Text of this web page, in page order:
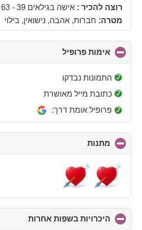
collapseרוצה להכיר :אישה בגילאים 39 - 63 שנים
מטרה: חברות, אהבה, נישואין, בילוי
אימות פרופיל
to
התמונות נבדקו
כתובת מייל מאושרת
פרופיל אומת דרך:
מתנות
to
collapse
contents
היכרויות בשפות אחרות